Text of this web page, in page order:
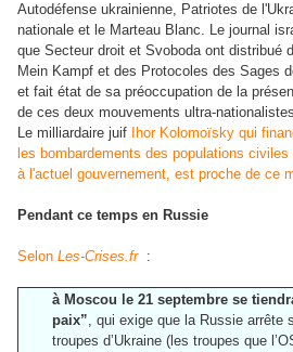
Autodéfense ukrainienne, Patriotes de
nationale et le Marteau Blanc. Le journal
que Secteur droit et Svoboda ont distribué
Mein Kampf et des Protocoles des Sages
et fait état de sa préoccupation de la
de ces deux mouvements ultra-
Le milliardaire juif
Ihor Kolomoïsky qui
les bombardements des populations
à l'actuel gouvernement, est proche de ce
Pendant ce temps en Russie
Selon Les-Crises.fr :
à Moscou le 21 septembre se
paix”, qui exige que la Russie arrête
troupes d’Ukraine (les troupes que